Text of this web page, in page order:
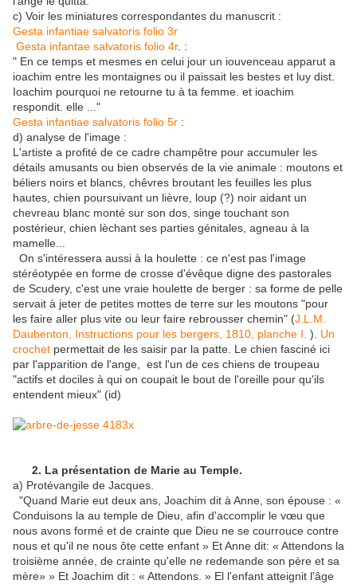
c) Voir les miniatures correspondantes du manuscrit :
Gesta infantiae salvatoris folio 3r
Gesta infantae salvatoris folio 4r. :
" En ce temps et mesmes en celui jour un iouvenceau apparut a
ioachim entre les montaignes ou il paissait les bestes et luy dist.
Ioachim pourquoi ne retourne tu à ta femme. et ioachim
respondit. elle ..."
Gesta infantiae salvatoris folio 5r :
d) analyse de l'image :
L'artiste a profité de ce cadre champêtre pour accumuler les
détails amusants ou bien observés de la vie animale : moutons et
béliers noirs et blancs, chêvres broutant les feuilles les plus
hautes, chien poursuivant un lièvre, loup (?) noir aidant un
chevreau blanc monté sur son dos, singe touchant son
postérieur, chien lèchant ses parties génitales, agneau à la
mamelle...
On s'intéressera aussi à la houlette : ce n'est pas l'image
stéréotypée en forme de crosse d'évêque digne des pastorales
de Scudery, c'est une vraie houlette de berger : sa forme de pelle
servait à jeter de petites mottes de terre sur les moutons "pour
les faire aller plus vite ou leur faire rebrousser chemin" (J.L.M.
Daubenton, Instructions pour les bergers, 1810, planche I. ). Un
crochet permettait de les saisir par la patte. Le chien fasciné ici
par l'apparition de l'ange, est l'un de ces chiens de troupeau
"actifs et dociles à qui on coupait le bout de l'oreille pour qu'ils
entendent mieux" (id)
2. La présentation de Marie au Temple.
a) Protévangile de Jacques.
"Quand Marie eut deux ans, Joachim dit à Anne, son épouse : «
Conduisons la au temple de Dieu, afin d'accomplir le vœu que
nous avons formé et de crainte que Dieu ne se courrouce contre
nous et qu'il ne nous ôte cette enfant » Et Anne dit: « Attendons la
troisième année, de crainte qu'elle ne redemande son père et sa
mère» » Et Joachim dit : « Attendons. » El l'enfant atteignit l'âge